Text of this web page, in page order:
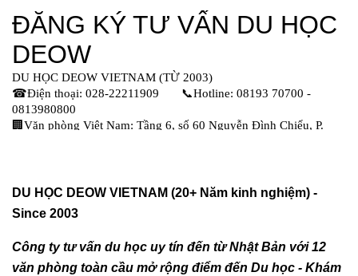
DU HỌC DEOW VIETNAM (20+ Năm kinh nghiệm) -
Since 2003
Công ty tư vấn du học uy tín đến từ Nhật Bản với 12
văn phòng toàn cầu mở rộng điểm đến Du học - Khám